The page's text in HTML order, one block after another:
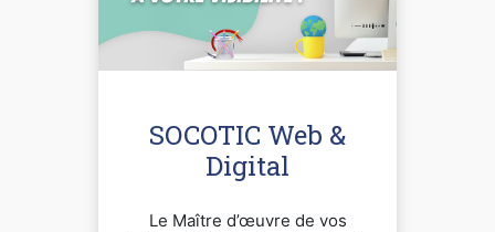
SOCOTIC Web &
Digital
Le Maître d’œuvre de vos